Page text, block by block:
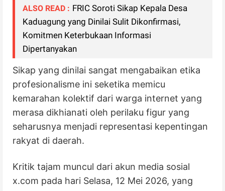
ALSO READ : FRIC Soroti Sikap Kepala Desa
Kaduagung yang Dinilai Sulit Dikonfirmasi,
Komitmen Keterbukaan Informasi
Dipertanyakan
Sikap yang dinilai sangat mengabaikan etika
profesionalisme ini seketika memicu
kemarahan kolektif dari warga internet yang
merasa dikhianati oleh perilaku figur yang
seharusnya menjadi representasi kepentingan
rakyat di daerah.
Kritik tajam muncul dari akun media sosial
x.com pada hari Selasa, 12 Mei 2026, yang